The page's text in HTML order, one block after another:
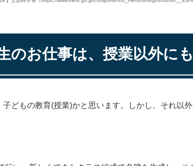
のお仕事は、授業以外に
どもの教育(授業)かと思います。しかし、それ以